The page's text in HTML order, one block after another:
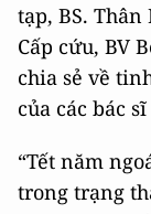
tạp, BS.
Cấp cứu, BV
chia sẻ về
của các bác
“Tết năm
trong trạng